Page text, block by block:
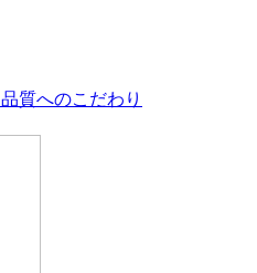
品質へのこだわり